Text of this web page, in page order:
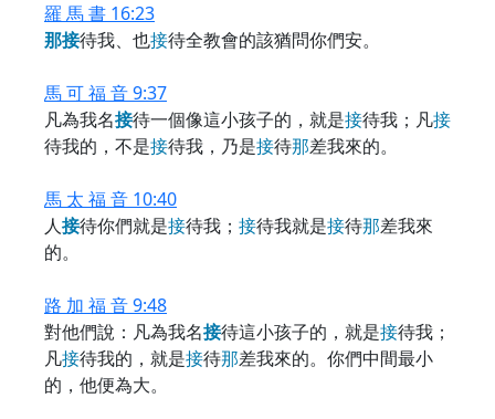
羅 馬 書 16:23
那接待我、也接待全教會的該猶問你們安。
馬 可 福 音 9:37
凡為我名接待一個像這小孩子的，就是接待我；凡接
待我的，不是接待我，乃是接待那差我來的。
馬 太 福 音 10:40
人接待你們就是接待我； 接待我就是接待那差我來
的。
路 加 福 音 9:48
對他們說：凡為我名接待這小孩子的，就是接待我；
凡接待我的，就是接待那差我來的。你們中間最小
的，他便為大。